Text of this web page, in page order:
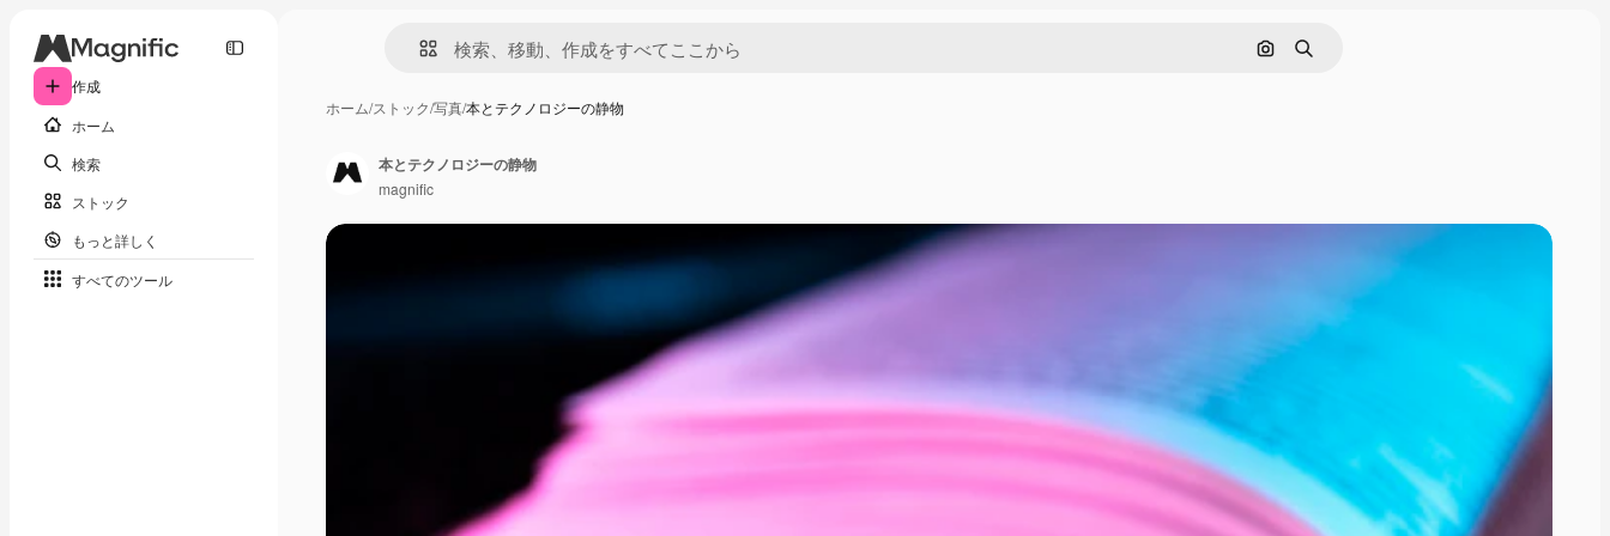
作成
ホーム
検索
ストック
もっと詳しく
すべてのツール
画像で検索
検索
ホーム/ストック/写真/本とテクノロジーの静物
本とテクノロジーの静物
magnific